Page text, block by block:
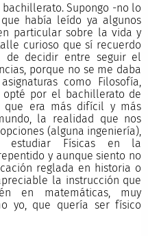
Supongo -no lo
había leído ya algunos
particular sobre la vida y
curioso que sí recuerdo
decidir entre seguir el
porque no se me daba
como Filosofía,
opté por el bachillerato de
que era más difícil y más
la realidad que nos
(alguna ingeniería),
estudiar Físicas en la
y aunque siento no
reglada en historia o
la instrucción que
en matemáticas, muy
yo, que quería ser físico